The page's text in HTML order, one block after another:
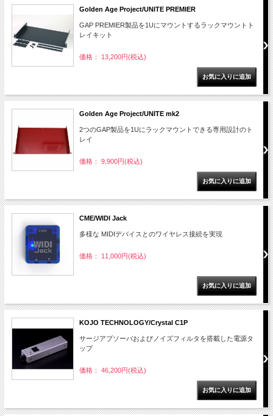
Golden Age Project/UNITE PREMIER
GAP PREMIER製品を1Uにマウントするラックマウントト
レイキット
価格： 13,200円(税込)
Golden Age Project/UNITE mk2
2つのGAP製品を1Uにラックマウントできる専用設計のト
レイ
価格： 9,900円(税込)
CME/WIDI Jack
多様な MIDIデバイスとのワイヤレス接続を実現
価格： 11,000円(税込)
KOJO TECHNOLOGY/Crystal C1P
サージアブソーバおよびノイズフィルタを搭載した電源タ
ップ
価格： 46,200円(税込)